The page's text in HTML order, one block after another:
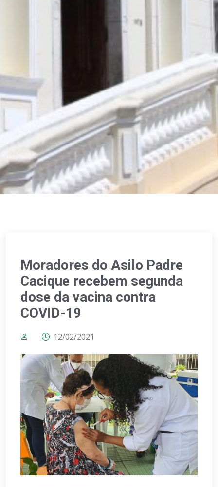
Moradores do Asilo Padre
Cacique recebem segunda
dose da vacina contra
COVID-19
12/02/2021